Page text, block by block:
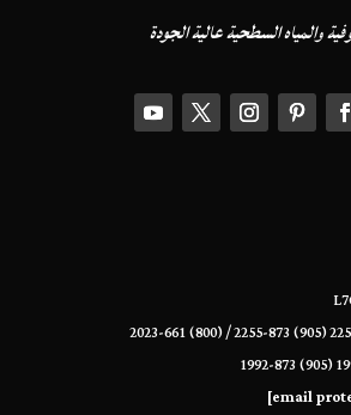
والمياه السطحية عالية الجودة